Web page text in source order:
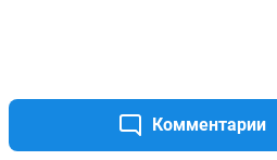
Комментарии